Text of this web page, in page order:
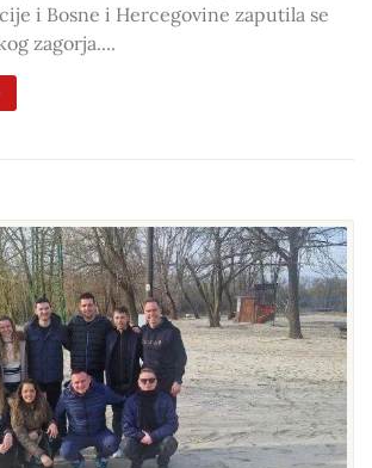
i Bosne i Hercegovine zaputila se
zagorja....